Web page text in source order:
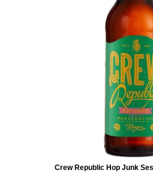
Crew Republic Hop Junk